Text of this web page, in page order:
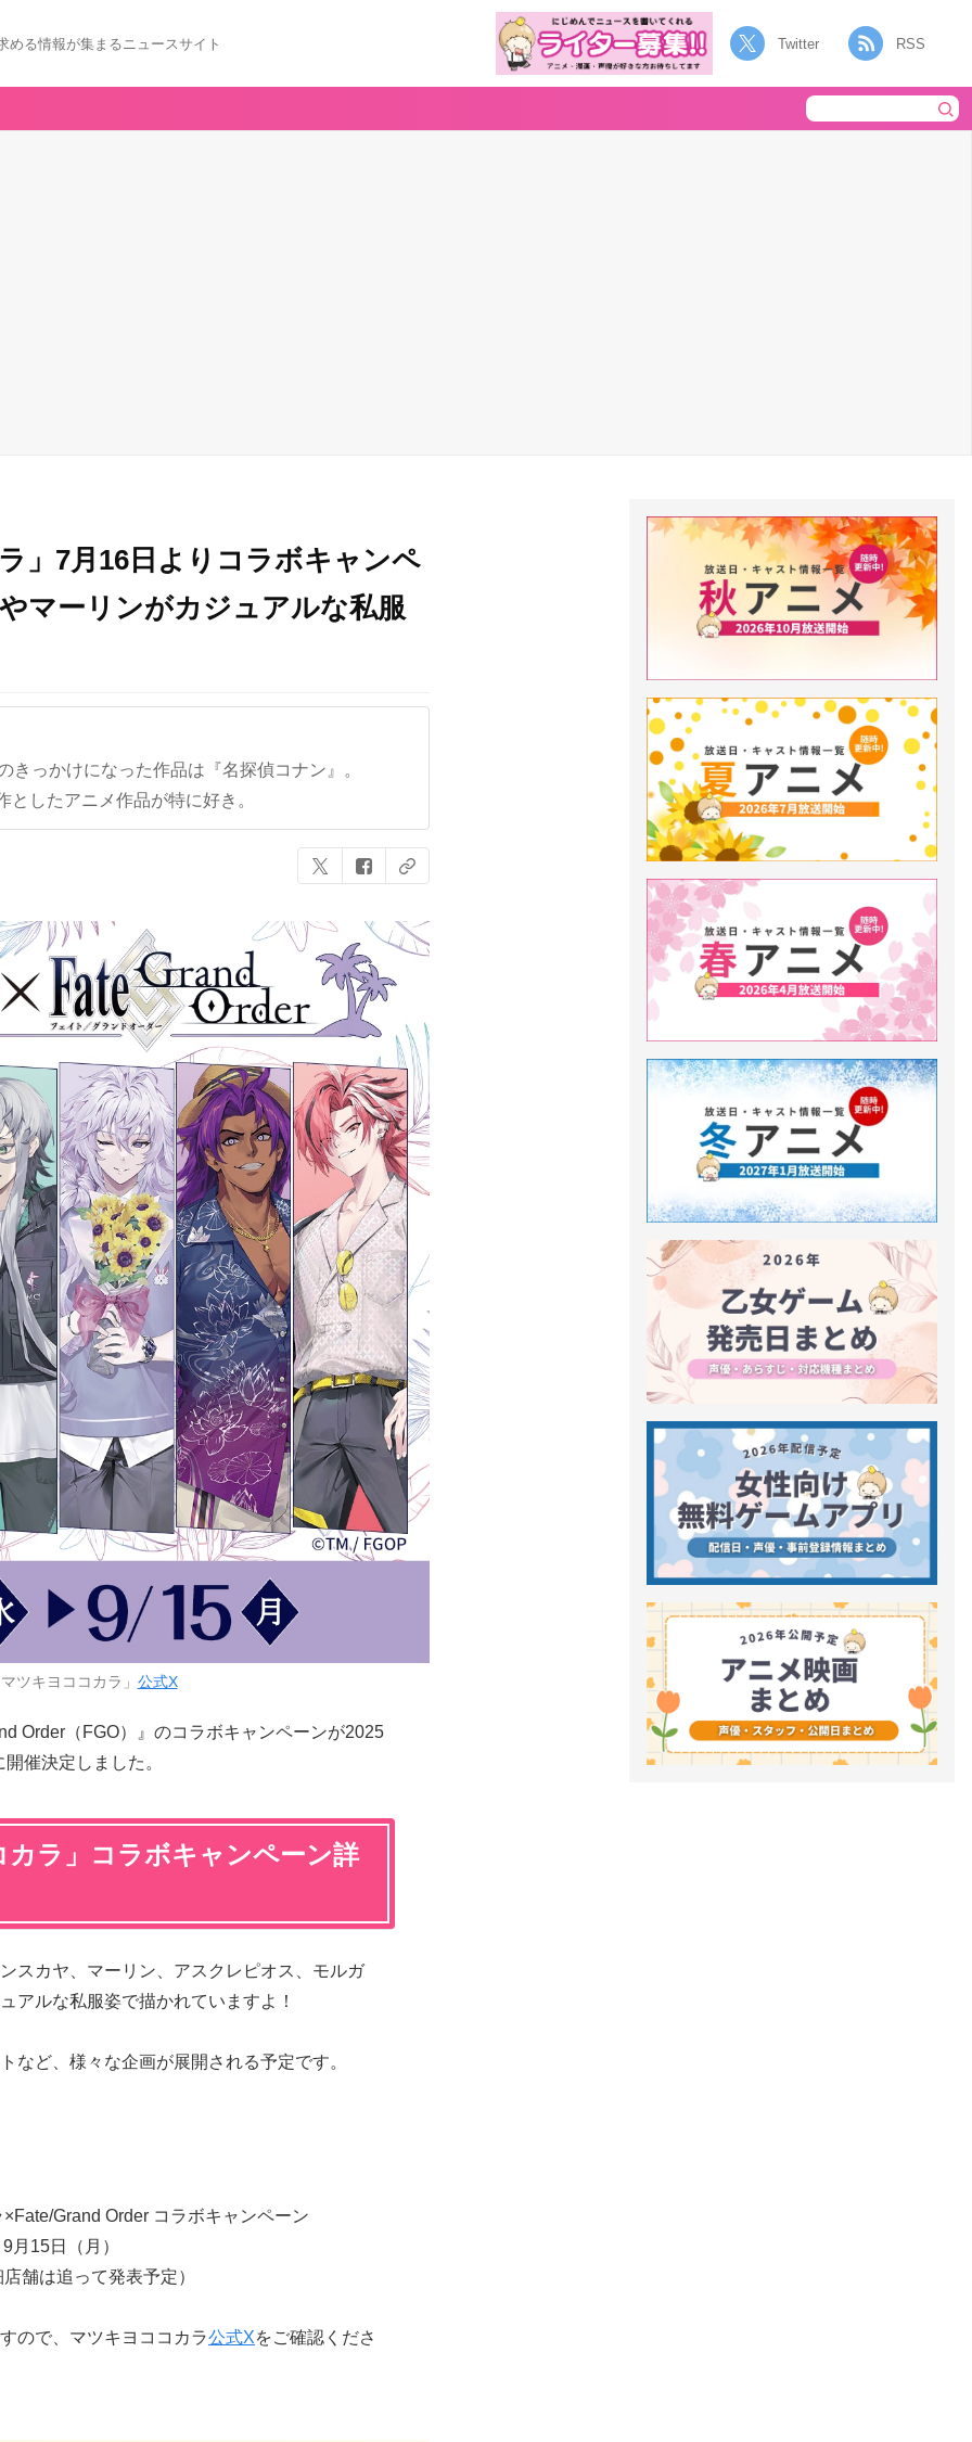
める情報が集まるニュースサイト Twitter RSS
」7月16日よりコラボキャンペ
マーリンがカジュアルな私服
きっかけになった作品は『名探偵コナン』。
したアニメ作品が特に好き。
ツキヨココカラ」 公式X
Order（FGO）』のコラボキャンペーンが2025
催決定しました。
ラ」コラボキャンペーン詳
スカヤ、マーリン、アスクレピオス、モルガ
アルな私服姿で描かれていますよ！
など、様々な企画が展開される予定です。
Grand Order コラボキャンペーン
月15日（月）
舗は追って発表予定）
ので、マツキヨココカラ公式Xをご確認くださ